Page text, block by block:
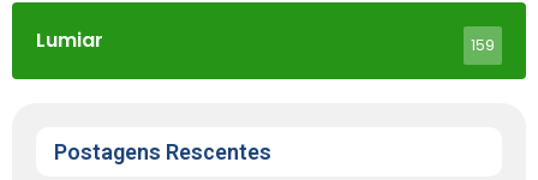
Lumiar 159
Postagens Rescentes